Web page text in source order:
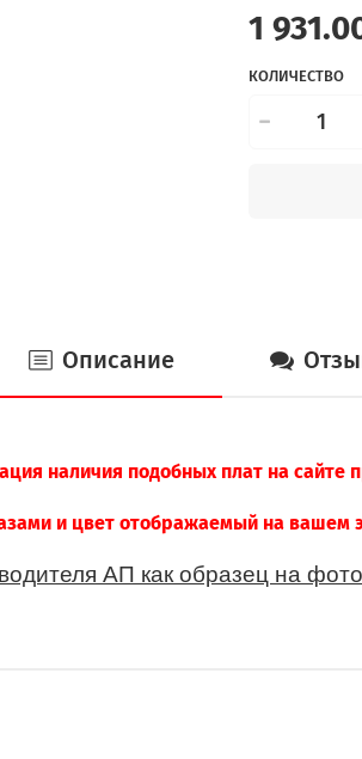
1
КОЛИЧЕСТВО
Описание
наличия подобных плат на сайте
и цвет отображаемый на вашем
АП как образец на